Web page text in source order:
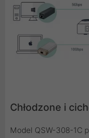
Chłodzone i
Model QSW-308-1C